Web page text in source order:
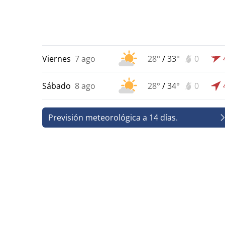
Viernes 7 ago 28° /33° 0
Sábado 8 ago 28° /34° 0
Previsión meteorológica a 14 días.